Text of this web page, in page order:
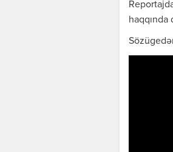
haqqında